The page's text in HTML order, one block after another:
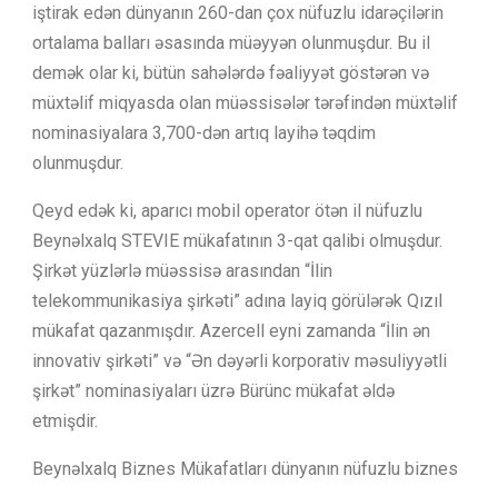
iştirak edən dünyanın 260-dan çox nüfuzlu idarəçilərin
ortalama balları əsasında müəyyən olunmuşdur. Bu il
demək olar ki, bütün sahələrdə fəaliyyət göstərən və
müxtəlif miqyasda olan müəssisələr tərəfindən müxtəlif
nominasiyalara 3,700-dən artıq layihə təqdim
olunmuşdur.
Qeyd edək ki, aparıcı mobil operator ötən il nüfuzlu
Beynəlxalq STEVIE mükafatının 3-qat qalibi olmuşdur.
Şirkət yüzlərlə müəssisə arasından “İlin
telekommunikasiya şirkəti” adına layiq görülərək Qızıl
mükafat qazanmışdır. Azercell eyni zamanda “İlin ən
innovativ şirkəti” və “Ən dəyərli korporativ məsuliyyətli
şirkət” nominasiyaları üzrə Bürünc mükafat əldə
etmişdir.
Beynəlxalq Biznes Mükafatları dünyanın nüfuzlu biznes